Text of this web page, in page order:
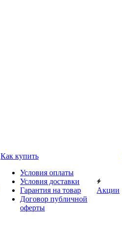
Как купить
Условия оплаты
Условия доставки
Гарантия на товар
Договор публичной
оферты
Акции